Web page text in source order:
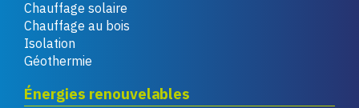
Chauffage solaire
Chauffage au bois
Isolation
Géothermie
Énergies renouvelables